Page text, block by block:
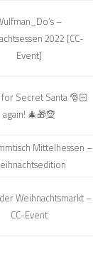
–
2022 [CC-
Event]
Secret Santa 🎅🏻
again! 🎄🎁🧝
Mittelhessen –
Weihnachtsmarkt –
CC-Event